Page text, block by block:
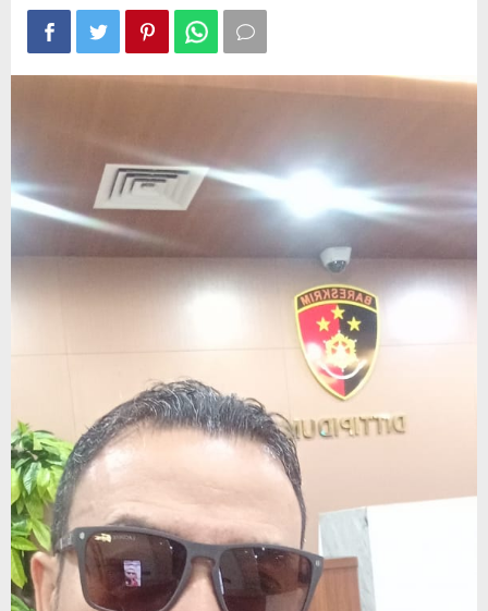
I,
Soroti
Potensi
Penyimpangan